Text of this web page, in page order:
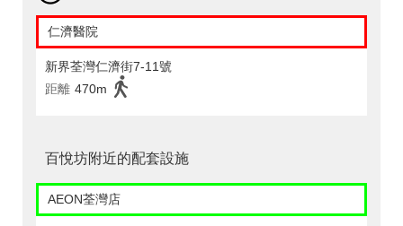
仁濟醫院
新界荃灣仁濟街7-11號
距離 470m
百悅坊附近的配套設施
AEON荃灣店